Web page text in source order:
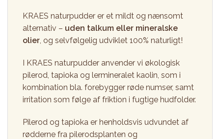
KRAES naturpudder er et mildt og nænsomt
alternativ – uden talkum eller mineralske
olier, og selvfølgelig udviklet 100% naturligt!
I KRAES naturpudder anvender vi økologisk
pilerod, tapioka og lermineralet kaolin, som i
kombination bla. forebygger røde numser, samt
irritation som følge af friktion i fugtige hudfolder.
Pilerod og tapioka er henholdsvis udvundet af
rødderne fra pilerodsplanten og